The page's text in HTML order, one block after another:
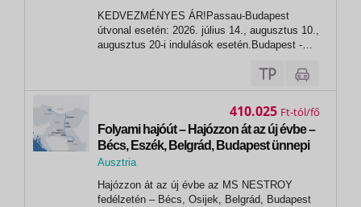
Passau
KEDVEZMÉNYES ÁR!Passau-Budapest
útvonal esetén: 2026. július 14., augusztus 10.,
augusztus 20-i indulások esetén.Budapest -
augusztus 05., augusztus 15-i indulások
esetén. FIGYELEM! Egyes dátumok esetén az
Folyami hajóút – Hajózzon át az új évbe –
Bécs, Eszék, Belgrád, Budapest ünnepi
fényekkel várják! – MS Nestroy
Ausztria
Bécs
Hajózzon át az új évbe az MS NESTROY
fedélzetén – Bécs, Osijek, Belgrád, Budapest
410.025 Ft